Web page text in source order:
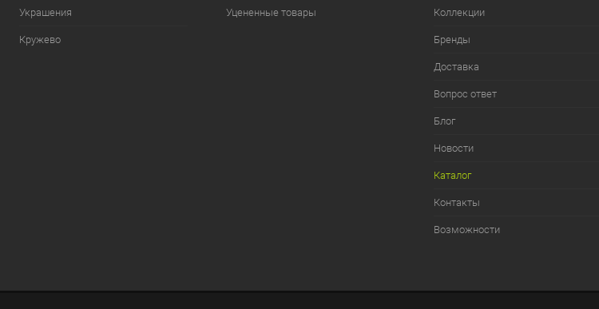
Украшения
Кружево
Уцененные товары Коллекции
Бренды
Доставка
Вопрос ответ
Блог
Новости
Каталог
Контакты
Возможности